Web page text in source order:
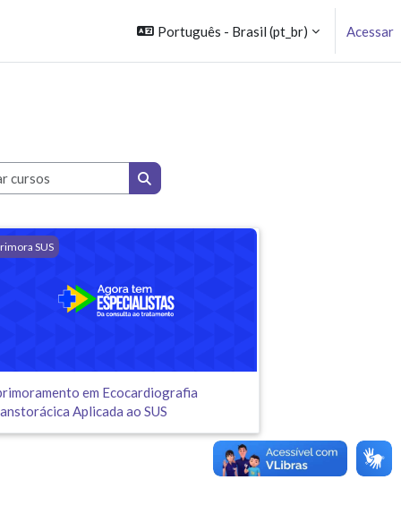
Português - Brasil ‎(pt_br)‎ Acessar
Buscar cursos
Buscar cursos
no SUS em Ecocardiografia Transtorácica Aplicada ao SUS
SUS
em Ecocardiografia
Aplicada ao SUS